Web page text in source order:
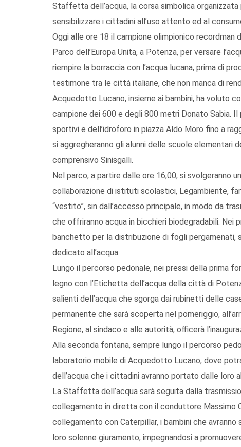
Staffetta dell’acqua, la corsa simbolica
sensibilizzare i cittadini all’uso attento ed al
Oggi alle ore 18 il campione olimpionico
Parco dell’Europa Unita, a Potenza, per versare
riempire la borraccia con l’acqua lucana, prima di
testimone tra le città italiane, che non manca di
Acquedotto Lucano, insieme ai bambini, ha voluto
campione dei 600 e degli 800 metri Donato Sabia.
sportivi e dell’idroforo in piazza Aldo Moro fino a
si aggregheranno gli alunni delle scuole
comprensivo Sinisgalli.
Nel parco, a partire dalle ore 16,00, si svolgeranno
collaborazione di istituti scolastici, Legambiente,
“vestito”, sin dall’accesso principale, in modo da
che offriranno acqua in bicchieri biodegradabili. Nei
banchetto per la distribuzione di fogli pergamenati,
dedicato all’acqua.
Lungo il percorso pedonale, nei pressi della prima
legno con l’Etichetta dell’acqua della città di
salienti dell’acqua che sgorga dai rubinetti delle
permanente che sarà scoperta nel pomeriggio,
Regione, al sindaco e alle autorità, officerà
Alla seconda fontana, sempre lungo il percorso
laboratorio mobile di Acquedotto Lucano, dove
dell’acqua che i cittadini avranno portato dalle loro
La Staffetta dell’acqua sarà seguita dalla
collegamento in diretta con il conduttore Massimo
collegamento con Caterpillar, i bambini che
loro solenne giuramento, impegnandosi a